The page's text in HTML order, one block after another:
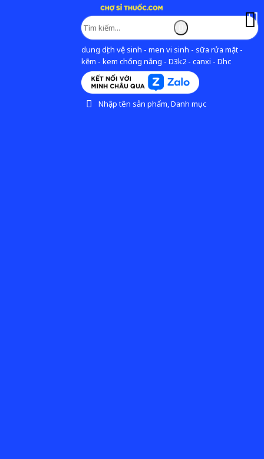
dung dịch vệ sinh - men vi sinh - sữa rửa mặt -
kẽm - kem chống nắng - D3k2 - canxi - Dhc
Nhập tên sản phẩm, Danh mục